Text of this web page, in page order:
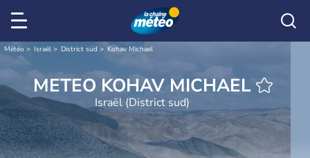
Météo Israël District sud Kohav Michael
METEO KOHAV MICHAEL
Israël (District sud)